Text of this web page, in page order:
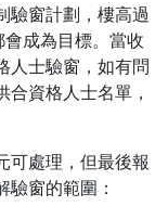
驗窗計劃，樓高過
成為目標。當收
人士驗窗，如有問
資格人士名單，
可處理，但最後報
窗的範圍：